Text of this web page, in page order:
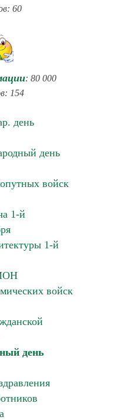
60
: 80 000
154
день
день
войск
1-й
1-й
войск
день